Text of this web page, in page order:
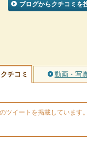
ブログからクチコミを
チコミ 動画・写
ツイートを掲載しています。